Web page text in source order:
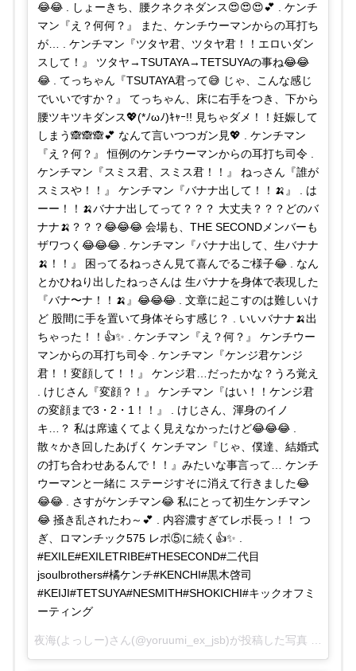
😂😂 . しょーきち、腰クネクネダンス😍😍😍💕 . ケンチ
マン『え？何何？』 また、ケンチウーマンからの耳打ち
が… . ケンチマン『ツタヤ君、ツタヤ君！！エロいダン
スして！』 ツタヤ→TSUTAYA→TETSUYAの事ね😂😂
😂 . てっちゃん『TSUTAYA君って😅 じゃ、こんな感じ
でいいですか？』 てっちゃん、床に右手をつき、下から
腰ツキツキダンス💖(*ﾉωﾉ)ｷｬｰ!! 見ちゃダメ！！妊娠して
しまう🙈🙈🙈💕 なんて言いつつガン見💖 . ケンチマン
『え？何？』 恒例のケンチウーマンからの耳打ち司令 .
ケンチマン『スミス君、スミス君！！』 ねっさん『誰が
スミスや！！』 ケンチマン『バナナ出して！！🍌』 . は
ーー！！🍌バナナ出してって？？？ 大丈夫？？？どのバ
ナナ🍌？？？😂😂😂 会場も、THE SECONDメンバーも
ザワつく😂😂😂 . ケンチマン『バナナ出して、生バナナ
🍌！！』 困ってるねっさん見て喜んでるご様子😂 . なん
とかひねり出したねっさんは 生バナナを身体で表現した
『バナ〜ナ！！🍌』😂😂😂 . 文章に起こすのは難しいけ
ど 股間に手を置いて身体そらす感じ？ . いいバナナ🍌出
ちゃった！！👍✨ . ケンチマン『え？何？』 ケンチウー
マンからの耳打ち司令 . ケンチマン『ケンジ君ケンジ
君！！変顔して！！』 ケンジ君…だったかな？うろ覚え
. けじさん『変顔？！』 ケンチマン『はい！！ケンジ君
の変顔まで3・2・1！！』 . けじさん、渾身のイノ
キ…？ 私は席遠くてよく見えなかったけど😂😂😂 .
散々かき回したあげく ケンチマン『じゃ、僕達、結婚式
の打ち合わせあるんで！！』みたいな事言って… ケンチ
ウーマンと一緒に ステージすそに消えて行きました😂
😂😂 . さすがケンチマン😂 私にとって初生ケンチマン
😂 掻き乱されたわ～💕 . 内容濃すぎてレポ長っ！！ つ
ぎ、ロマンチック575 レポ⑤に続く👍✨ .
#EXILE#EXILETRIBE#THESECOND#二代目
jsoulbrothers#橘ケンチ#KENCHI#黒木啓司
#KEIJI#TETSUYA#NESMITH#SHOKICHI#キックオフミ
ーティング